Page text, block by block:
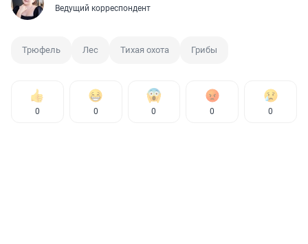
Ведущий корреспондент
Трюфель Лес Тихая охота Грибы
0 0 0 0 0